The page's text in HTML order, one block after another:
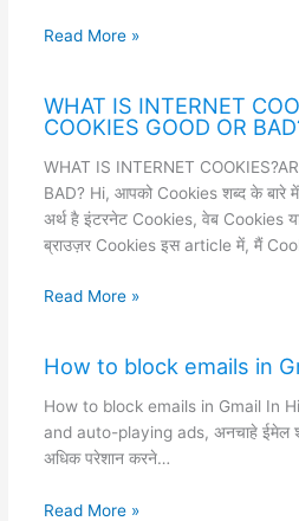
Read More »
WHAT IS INTERNET
COOKIES GOOD OR
WHAT IS INTERNET
BAD? Hi, आपको Cookies शब्द के बारे
अर्थ है इंटरनेट Cookies, वेब Cookies
ब्राउज़र Cookies इस article में, मैं
Read More »
How to block emails in
How to block emails in Gmail In
and auto-playing ads, अनचाहे ईमेल
अधिक परेशान करने…
Read More »